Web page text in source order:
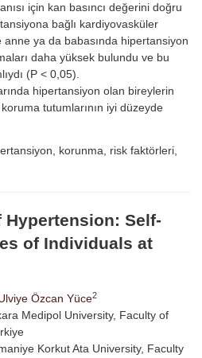
için kan basıncı değerini doğru
bağlı kardiyovasküler
ya da babasında hipertansiyon
daha yüksek bulundu ve bu
(P < 0,05).
hipertansiyon olan bireylerin
tutumlarının iyi düzeyde
korunma, risk faktörleri,
Self-
of Individuals at
Özcan Yüce2
Medipol University, Faculty of
Korkut Ata University, Faculty